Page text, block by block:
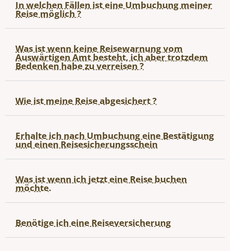
In welchen Fällen ist eine Umbuchung meiner
Reise möglich ?
Was ist wenn keine Reisewarnung vom
Auswärtigen Amt besteht, ich aber trotzdem
Bedenken habe zu verreisen ?
Wie ist meine Reise abgesichert ?
Erhalte ich nach Umbuchung eine Bestätigung
und einen Reisesicherungsschein
Was ist wenn ich jetzt eine Reise buchen
möchte.
Benötige ich eine Reiseversicherung